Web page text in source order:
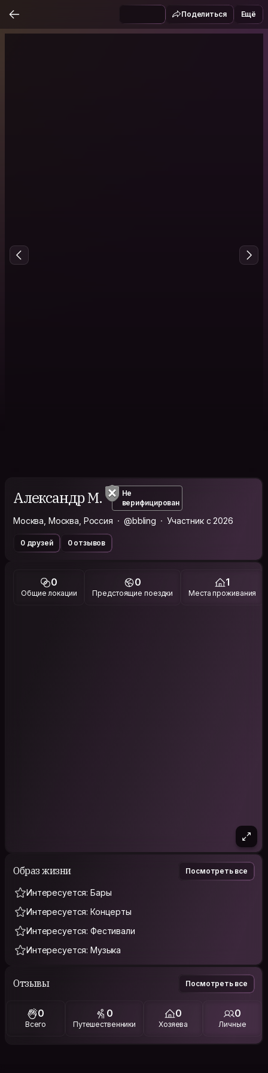
Поделиться Ещё
Александр М.
Не
верифицирован
Москва, Москва, Россия @bbling Участник с 2026
0 друзей 0 отзывов
0
Общие локации
0
Предстоящие поездки
1
Места проживания
Образ жизни Посмотреть все
Интересуется: Бары
Интересуется: Концерты
Интересуется: Фестивали
Интересуется: Музыка
Отзывы Посмотреть все
0
Всего
0
Путешественники
0
Хозяева
0
Личные